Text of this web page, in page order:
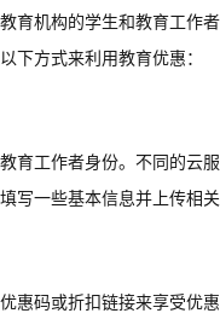
育机构的学生和教育工作
下方式来利用教育优惠：
育工作者身份。不同的云
写一些基本信息并上传相
惠码或折扣链接来享受优